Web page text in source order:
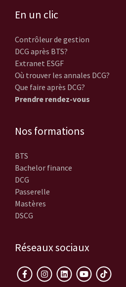
En un clic
Contrôleur de gestion
DCG après BTS?
Extranet ESGF
Où trouver les annales DCG?
Que faire après DCG?
Prendre rendez-vous
Nos formations
BTS
Bachelor finance
DCG
Passerelle
Mastères
DSCG
Réseaux sociaux